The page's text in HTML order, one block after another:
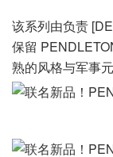
该系列由负责
保留
熟的风格与军事元